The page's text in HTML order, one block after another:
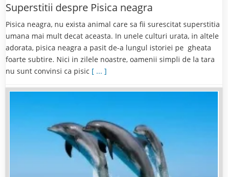
Superstitii despre Pisica neagra
Pisica neagra, nu exista animal care sa fii surescitat superstitia
umana mai mult decat aceasta. In unele culturi urata, in altele
adorata, pisica neagra a pasit de-a lungul istoriei pe gheata
foarte subtire. Nici in zilele noastre, oamenii simpli de la tara
nu sunt convinsi ca pisic [ ... ]